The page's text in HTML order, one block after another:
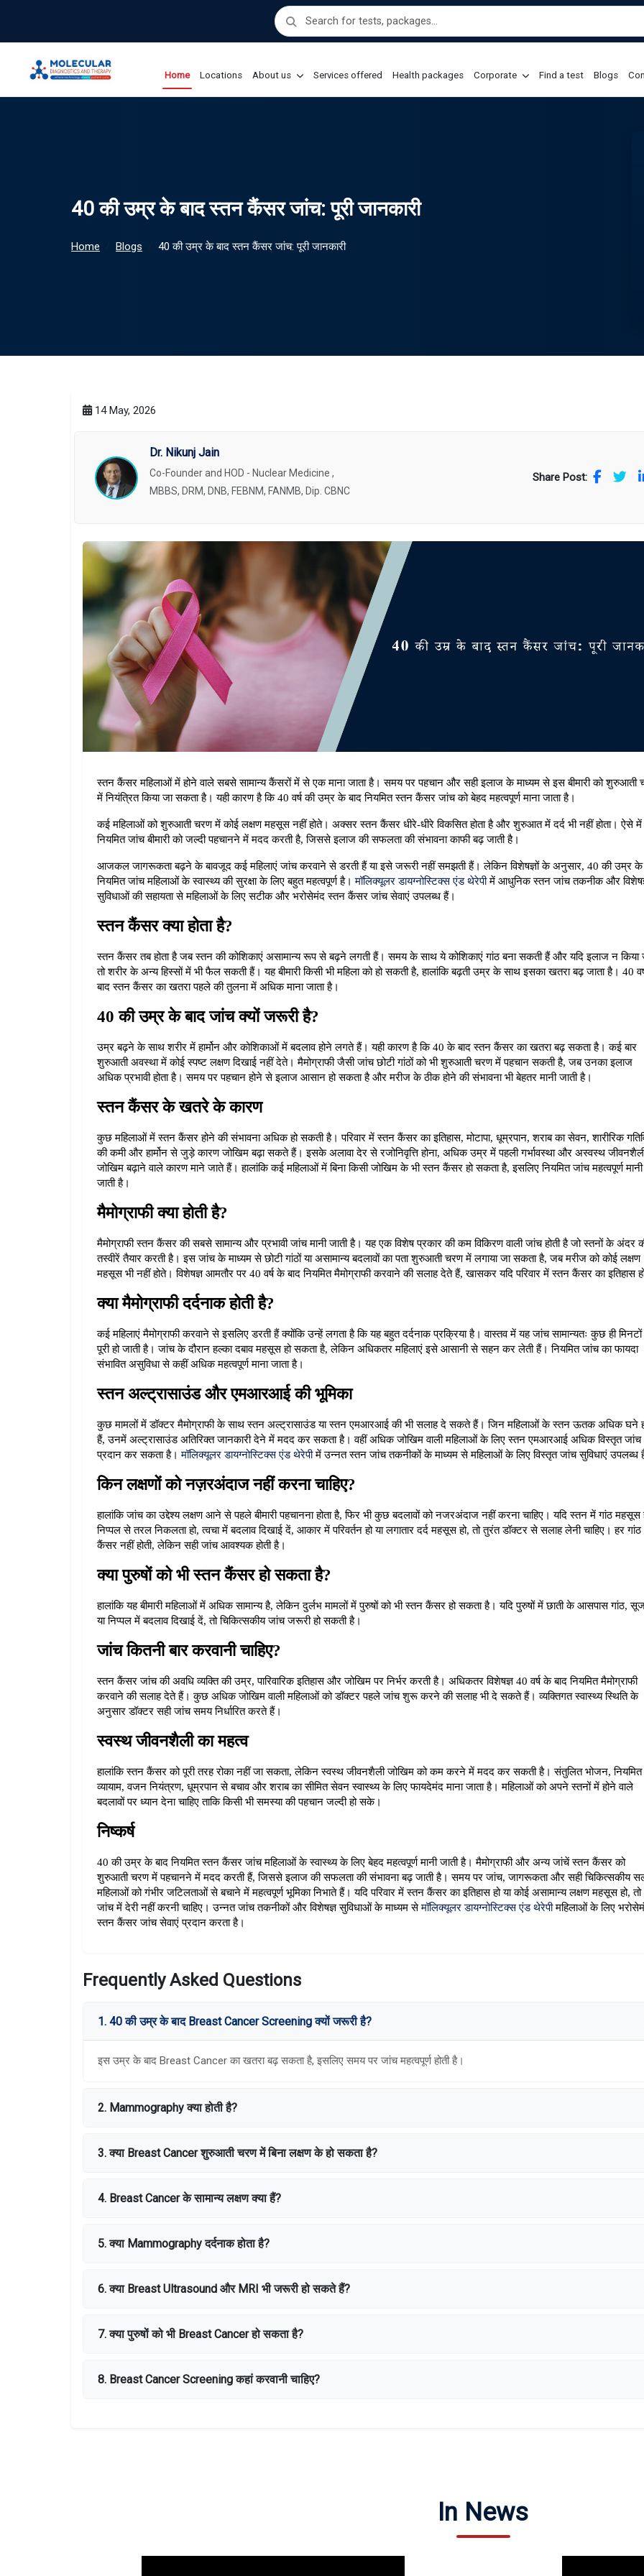
Home Locations About us Services offered Health packages Corporate Find a test Blogs
40 की उम्र के बाद स्तन कैंसर जांच: पूरी जानकारी
Home Blogs 40 की उम्र के बाद स्तन कैंसर जांच: पूरी जानकारी
14 May, 2026
Dr. Nikunj Jain
Co-Founder and HOD - Nuclear Medicine ,
MBBS, DRM, DNB, FEBNM, FANMB, Dip. CBNC
Share Post:
स्तन कैंसर महिलाओं में होने वाले सबसे सामान्य कैंसरों में से एक माना जाता है। समय पर पहचान और सही इलाज के माध्यम से इस बीमारी को शुरुआती
में नियंत्रित किया जा सकता है। यही कारण है कि 40 वर्ष की उम्र के बाद नियमित स्तन कैंसर जांच को बेहद महत्वपूर्ण माना जाता है।
कई महिलाओं को शुरुआती चरण में कोई लक्षण महसूस नहीं होते। अक्सर स्तन कैंसर धीरे-धीरे विकसित होता है और शुरुआत में दर्द भी नहीं होता। ऐसे में
नियमित जांच बीमारी को जल्दी पहचानने में मदद करती है, जिससे इलाज की सफलता की संभावना काफी बढ़ जाती है।
आजकल जागरूकता बढ़ने के बावजूद कई महिलाएं जांच करवाने से डरती हैं या इसे जरूरी नहीं समझती हैं। लेकिन विशेषज्ञों के अनुसार, 40 की उम्र के
नियमित जांच महिलाओं के स्वास्थ्य की सुरक्षा के लिए बहुत महत्वपूर्ण है। मॉलिक्यूलर डायग्नोस्टिक्स एंड थेरेपी में आधुनिक स्तन जांच तकनीक और
सुविधाओं की सहायता से महिलाओं के लिए सटीक और भरोसेमंद स्तन कैंसर जांच सेवाएं उपलब्ध हैं।
स्तन कैंसर क्या होता है?
स्तन कैंसर तब होता है जब स्तन की कोशिकाएं असामान्य रूप से बढ़ने लगती हैं। समय के साथ ये कोशिकाएं गांठ बना सकती हैं और यदि इलाज न किया
तो शरीर के अन्य हिस्सों में भी फैल सकती हैं। यह बीमारी किसी भी महिला को हो सकती है, हालांकि बढ़ती उम्र के साथ इसका खतरा बढ़ जाता है। 40
बाद स्तन कैंसर का खतरा पहले की तुलना में अधिक माना जाता है।
40 की उम्र के बाद जांच क्यों जरूरी है?
उम्र बढ़ने के साथ शरीर में हार्मोन और कोशिकाओं में बदलाव होने लगते हैं। यही कारण है कि 40 के बाद स्तन कैंसर का खतरा बढ़ सकता है। कई बार
शुरुआती अवस्था में कोई स्पष्ट लक्षण दिखाई नहीं देते। मैमोग्राफी जैसी जांच छोटी गांठों को भी शुरुआती चरण में पहचान सकती है, जब उनका इलाज
अधिक प्रभावी होता है। समय पर पहचान होने से इलाज आसान हो सकता है और मरीज के ठीक होने की संभावना भी बेहतर मानी जाती है।
स्तन कैंसर के खतरे के कारण
कुछ महिलाओं में स्तन कैंसर होने की संभावना अधिक हो सकती है। परिवार में स्तन कैंसर का इतिहास, मोटापा, धूम्रपान, शराब का सेवन, शारीरिक
की कमी और हार्मोन से जुड़े कारण जोखिम बढ़ा सकते हैं। इसके अलावा देर से रजोनिवृत्ति होना, अधिक उम्र में पहली गर्भावस्था और अस्वस्थ
जोखिम बढ़ाने वाले कारण माने जाते हैं। हालांकि कई महिलाओं में बिना किसी जोखिम के भी स्तन कैंसर हो सकता है, इसलिए नियमित जांच महत्वपूर्ण मानी
जाती है।
मैमोग्राफी क्या होती है?
मैमोग्राफी स्तन कैंसर की सबसे सामान्य और प्रभावी जांच मानी जाती है। यह एक विशेष प्रकार की कम विकिरण वाली जांच होती है जो स्तनों के अंदर
तस्वीरें तैयार करती है। इस जांच के माध्यम से छोटी गांठों या असामान्य बदलावों का पता शुरुआती चरण में लगाया जा सकता है, जब मरीज को कोई लक्षण
महसूस भी नहीं होते। विशेषज्ञ आमतौर पर 40 वर्ष के बाद नियमित मैमोग्राफी करवाने की सलाह देते हैं, खासकर यदि परिवार में स्तन कैंसर का इतिहास
क्या मैमोग्राफी दर्दनाक होती है?
कई महिलाएं मैमोग्राफी करवाने से इसलिए डरती हैं क्योंकि उन्हें लगता है कि यह बहुत दर्दनाक प्रक्रिया है। वास्तव में यह जांच सामान्यतः कुछ ही
पूरी हो जाती है। जांच के दौरान हल्का दबाव महसूस हो सकता है, लेकिन अधिकतर महिलाएं इसे आसानी से सहन कर लेती हैं। नियमित जांच का फायदा
संभावित असुविधा से कहीं अधिक महत्वपूर्ण माना जाता है।
स्तन अल्ट्रासाउंड और एमआरआई की भूमिका
कुछ मामलों में डॉक्टर मैमोग्राफी के साथ स्तन अल्ट्रासाउंड या स्तन एमआरआई की भी सलाह दे सकते हैं। जिन महिलाओं के स्तन ऊतक अधिक घने
हैं, उनमें अल्ट्रासाउंड अतिरिक्त जानकारी देने में मदद कर सकता है। वहीं अधिक जोखिम वाली महिलाओं के लिए स्तन एमआरआई अधिक विस्तृत जांच
प्रदान कर सकता है। मॉलिक्यूलर डायग्नोस्टिक्स एंड थेरेपी में उन्नत स्तन जांच तकनीकों के माध्यम से महिलाओं के लिए विस्तृत जांच सुविधाएं उपलब्ध
किन लक्षणों को नज़रअंदाज नहीं करना चाहिए?
हालांकि जांच का उद्देश्य लक्षण आने से पहले बीमारी पहचानना होता है, फिर भी कुछ बदलावों को नजरअंदाज नहीं करना चाहिए। यदि स्तन में गांठ महसूस
निप्पल से तरल निकलता हो, त्वचा में बदलाव दिखाई दें, आकार में परिवर्तन हो या लगातार दर्द महसूस हो, तो तुरंत डॉक्टर से सलाह लेनी चाहिए। हर गांठ
कैंसर नहीं होती, लेकिन सही जांच आवश्यक होती है।
क्या पुरुषों को भी स्तन कैंसर हो सकता है?
हालांकि यह बीमारी महिलाओं में अधिक सामान्य है, लेकिन दुर्लभ मामलों में पुरुषों को भी स्तन कैंसर हो सकता है। यदि पुरुषों में छाती के आसपास गांठ,
या निप्पल में बदलाव दिखाई दें, तो चिकित्सकीय जांच जरूरी हो सकती है।
जांच कितनी बार करवानी चाहिए?
स्तन कैंसर जांच की अवधि व्यक्ति की उम्र, पारिवारिक इतिहास और जोखिम पर निर्भर करती है। अधिकतर विशेषज्ञ 40 वर्ष के बाद नियमित मैमोग्राफी
करवाने की सलाह देते हैं। कुछ अधिक जोखिम वाली महिलाओं को डॉक्टर पहले जांच शुरू करने की सलाह भी दे सकते हैं। व्यक्तिगत स्वास्थ्य स्थिति के
अनुसार डॉक्टर सही जांच समय निर्धारित करते हैं।
स्वस्थ जीवनशैली का महत्व
हालांकि स्तन कैंसर को पूरी तरह रोका नहीं जा सकता, लेकिन स्वस्थ जीवनशैली जोखिम को कम करने में मदद कर सकती है। संतुलित भोजन, नियमित
व्यायाम, वजन नियंत्रण, धूम्रपान से बचाव और शराब का सीमित सेवन स्वास्थ्य के लिए फायदेमंद माना जाता है। महिलाओं को अपने स्तनों में होने वाले
बदलावों पर ध्यान देना चाहिए ताकि किसी भी समस्या की पहचान जल्दी हो सके।
निष्कर्ष
40 की उम्र के बाद नियमित स्तन कैंसर जांच महिलाओं के स्वास्थ्य के लिए बेहद महत्वपूर्ण मानी जाती है। मैमोग्राफी और अन्य जांचें स्तन कैंसर को
शुरुआती चरण में पहचानने में मदद करती हैं, जिससे इलाज की सफलता की संभावना बढ़ जाती है। समय पर जांच, जागरूकता और सही चिकित्सकीय
महिलाओं को गंभीर जटिलताओं से बचाने में महत्वपूर्ण भूमिका निभाते हैं। यदि परिवार में स्तन कैंसर का इतिहास हो या कोई असामान्य लक्षण महसूस हो, तो
जांच में देरी नहीं करनी चाहिए। उन्नत जांच तकनीकों और विशेषज्ञ सुविधाओं के माध्यम से मॉलिक्यूलर डायग्नोस्टिक्स एंड थेरेपी महिलाओं के लिए
स्तन कैंसर जांच सेवाएं प्रदान करता है।
Frequently Asked Questions
1. 40 की उम्र के बाद Breast Cancer Screening क्यों जरूरी है?
इस उम्र के बाद Breast Cancer का खतरा बढ़ सकता है, इसलिए समय पर जांच महत्वपूर्ण होती है।
2. Mammography क्या होती है?
3. क्या Breast Cancer शुरुआती चरण में बिना लक्षण के हो सकता है?
4. Breast Cancer के सामान्य लक्षण क्या हैं?
5. क्या Mammography दर्दनाक होता है?
6. क्या Breast Ultrasound और MRI भी जरूरी हो सकते हैं?
7. क्या पुरुषों को भी Breast Cancer हो सकता है?
8. Breast Cancer Screening कहां करवानी चाहिए?
In News